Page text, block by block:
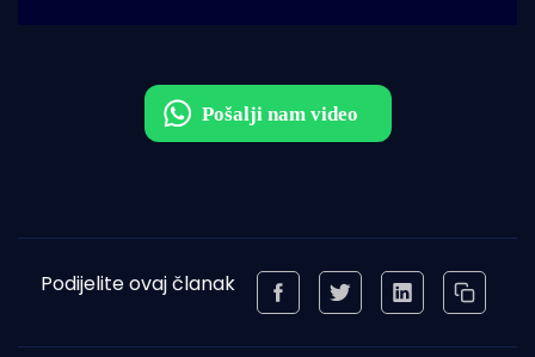
Podijelite ovaj članak